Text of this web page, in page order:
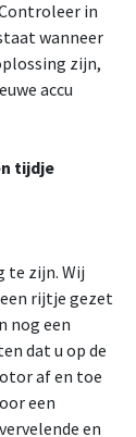
in
wanneer
zijn,
accu
tijdje
te zijn. Wij
rijtje gezet
nog een
dat u op de
af en toe
een
en